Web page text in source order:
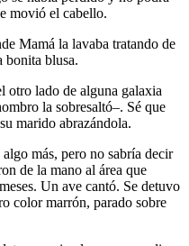
movió el cabello.
Mamá la lavaba tratando de
bonita blusa.
otro lado de alguna galaxia
la sobresaltó–. Sé que
marido abrazándola.
más, pero no sabría decir
de la mano al área que
Un ave cantó. Se detuvo
color marrón, parado sobre